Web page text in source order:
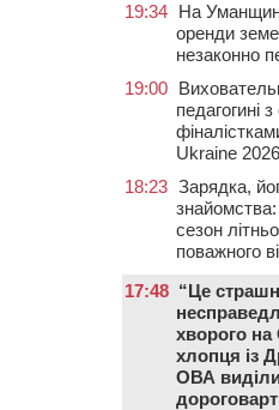
19:34 На
оренди
незаконно
19:00
педагогині
Ukraine 2026
18:23 Зарядка,
сезон
поважного
17:48 “Це
хворого
хлопця із
ОВА